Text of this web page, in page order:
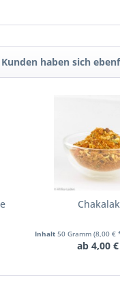
Kunden haben sich
Inhalt 50 Gramm (8,00 €
ab 4,00